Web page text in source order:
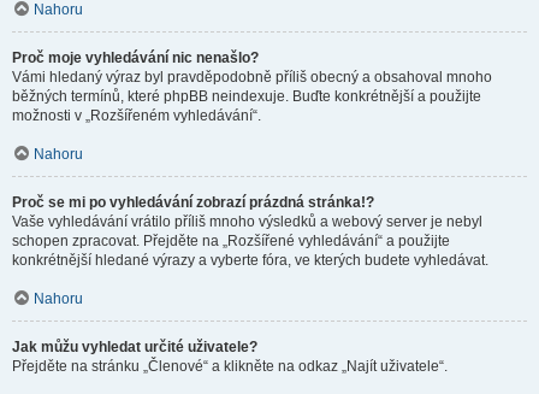
Nahoru
Proč moje vyhledávání nic nenašlo?
Vámi hledaný výraz byl pravděpodobně příliš obecný a obsahoval mnoho
běžných termínů, které phpBB neindexuje. Buďte konkrétnější a použijte
možnosti v „Rozšířeném vyhledávání“.
Nahoru
Proč se mi po vyhledávání zobrazí prázdná stránka!?
Vaše vyhledávání vrátilo příliš mnoho výsledků a webový server je nebyl
schopen zpracovat. Přejděte na „Rozšířené vyhledávání“ a použijte
konkrétnější hledané výrazy a vyberte fóra, ve kterých budete vyhledávat.
Nahoru
Jak můžu vyhledat určité uživatele?
Přejděte na stránku „Členové“ a klikněte na odkaz „Najít uživatele“.